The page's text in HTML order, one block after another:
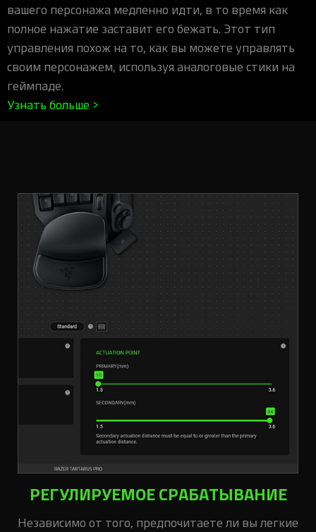
вашего персонажа медленно идти, в то время как
полное нажатие заставит его бежать. Этот тип
управления похож на то, как вы можете управлять
своим персонажем, используя аналоговые стики на
геймпаде.
Узнать больше >
РЕГУЛИРУЕМОЕ СРАБАТЫВАНИЕ
Независимо от того, предпочитаете ли вы легкие